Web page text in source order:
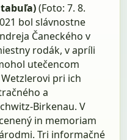
tabuľa)(Foto: 7. 8.
bol slávnostne
Čaneckého v
rodák, v apríli
utečencom
pri ich
a
Birkenau. V
in memoriam
Tri informačné